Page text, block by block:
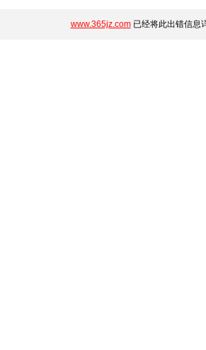
www.365jz.com已经将此出错信息